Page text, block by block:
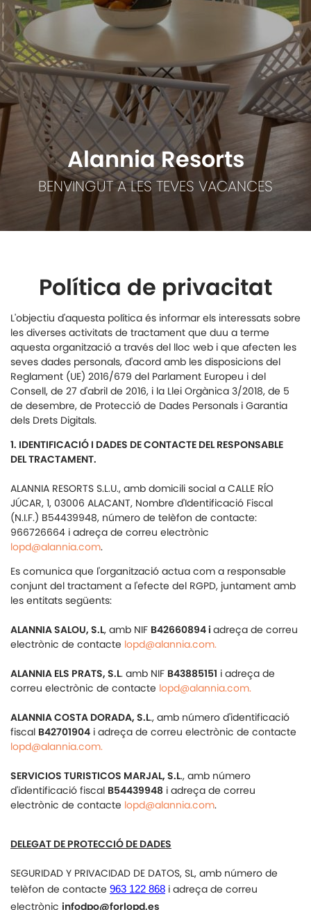
Alannia Resorts
BENVINGUT A LES TEVES VACANCES
Política de privacitat
L'objectiu d'aquesta política és informar els interessats sobre
les diverses activitats de tractament que duu a terme
aquesta organització a través del lloc web i que afecten les
seves dades personals, d'acord amb les disposicions del
Reglament (UE) 2016/679 del Parlament Europeu i del
Consell, de 27 d'abril de 2016, i la Llei Orgànica 3/2018, de 5
de desembre, de Protecció de Dades Personals i Garantia
dels Drets Digitals.
1. IDENTIFICACIÓ I DADES DE CONTACTE DEL RESPONSABLE
DEL TRACTAMENT.
ALANNIA RESORTS S.L.U., amb domicili social a CALLE RÍO
JÚCAR, 1, 03006 ALACANT, Nombre d'Identificació Fiscal
(N.I.F.) B54439948, número de telèfon de contacte:
966726664 i adreça de correu electrònic
lopd@alannia.com.
Es comunica que l'organització actua com a responsable
conjunt del tractament a l'efecte del RGPD, juntament amb
les entitats següents:
ALANNIA SALOU, S.L, amb NIF B42660894 i adreça de correu
electrònic de contacte lopd@alannia.com.
ALANNIA ELS PRATS, S.L. amb NIF B43885151 i adreça de
correu electrònic de contacte lopd@alannia.com.
ALANNIA COSTA DORADA, S.L., amb número d'identificació
fiscal B42701904 i adreça de correu electrònic de contacte
lopd@alannia.com.
SERVICIOS TURISTICOS MARJAL, S.L., amb número
d'identificació fiscal B54439948 i adreça de correu
electrònic de contacte lopd@alannia.com.
DELEGAT DE PROTECCIÓ DE DADES
SEGURIDAD Y PRIVACIDAD DE DATOS, SL, amb número de
telèfon de contacte 963 122 868 i adreça de correu
electrònic infodpo@forlopd.es